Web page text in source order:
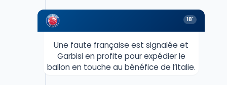
18'
Une faute française est signalée et
Garbisi en profite pour expédier le
ballon en touche au bénéfice de l’Italie.